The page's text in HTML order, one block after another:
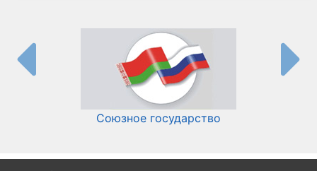
Союзное государство